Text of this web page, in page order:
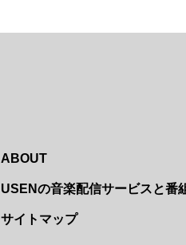
ABOUT
USENの音楽配信サービスと番
サイトマップ